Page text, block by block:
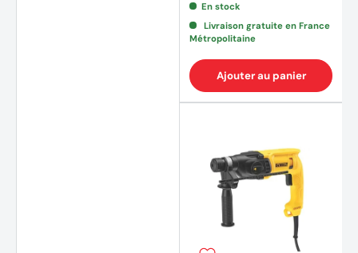
(6
En stock
Livraison gratuite en France
Métropolitaine
Ajouter au panier